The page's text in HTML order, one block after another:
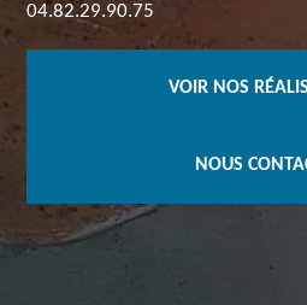
04.82.29.90.75
VOIR NOS
NOUS